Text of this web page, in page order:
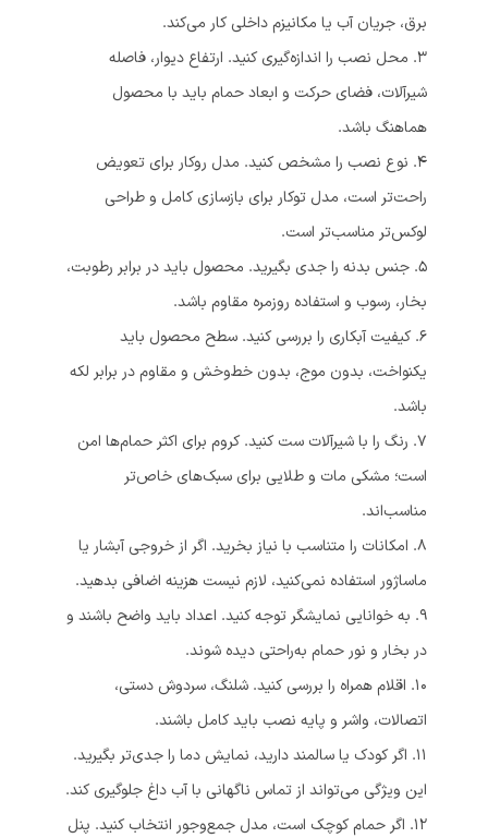
برق، جریان آب یا مکانیزم داخلی کار می‌کند.
۳. محل نصب را اندازه‌گیری کنید. ارتفاع دیوار، فاصله
شیرآلات، فضای حرکت و ابعاد حمام باید با محصول
هماهنگ باشد.
۴. نوع نصب را مشخص کنید. مدل روکار برای تعویض
راحت‌تر است، مدل توکار برای بازسازی کامل و طراحی
لوکس‌تر مناسب‌تر است.
۵. جنس بدنه را جدی بگیرید. محصول باید در برابر رطوبت،
بخار، رسوب و استفاده روزمره مقاوم باشد.
۶. کیفیت آبکاری را بررسی کنید. سطح محصول باید
یکنواخت، بدون موج، بدون خط‌وخش و مقاوم در برابر لکه
باشد.
۷. رنگ را با شیرآلات ست کنید. کروم برای اکثر حمام‌ها امن
است؛ مشکی مات و طلایی برای سبک‌های خاص‌تر
مناسب‌اند.
۸. امکانات را متناسب با نیاز بخرید. اگر از خروجی آبشار یا
ماساژور استفاده نمی‌کنید، لازم نیست هزینه اضافی بدهید.
۹. به خوانایی نمایشگر توجه کنید. اعداد باید واضح باشند و
در بخار و نور حمام به‌راحتی دیده شوند.
۱۰. اقلام همراه را بررسی کنید. شلنگ، سردوش دستی،
اتصالات، واشر و پایه نصب باید کامل باشند.
۱۱. اگر کودک یا سالمند دارید، نمایش دما را جدی‌تر بگیرید.
این ویژگی می‌تواند از تماس ناگهانی با آب داغ جلوگیری کند.
۱۲. اگر حمام کوچک است، مدل جمع‌وجور انتخاب کنید. پنل